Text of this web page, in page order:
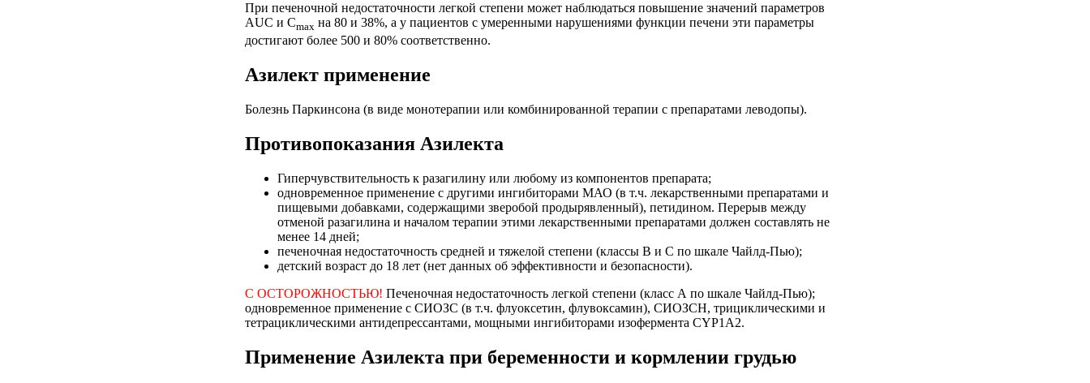
При печеночной недостаточности легкой степени может наблюдаться повышение значений параметров
AUC и Cmax на 80 и 38%, а у пациентов с умеренными нарушениями функции печени эти параметры
достигают более 500 и 80% соответственно.
Азилект применение
Болезнь Паркинсона (в виде монотерапии или комбинированной терапии с препаратами леводопы).
Противопоказания Азилекта
Гиперчувствительность к разагилину или любому из компонентов препарата;
одновременное применение с другими ингибиторами МАО (в т.ч. лекарственными препаратами и
пищевыми добавками, содержащими зверобой продырявленный), петидином. Перерыв между
отменой разагилина и началом терапии этими лекарственными препаратами должен составлять не
менее 14 дней;
печеночная недостаточность средней и тяжелой степени (классы В и С по шкале Чайлд-Пью);
детский возраст до 18 лет (нет данных об эффективности и безопасности).
С ОСТОРОЖНОСТЬЮ! Печеночная недостаточность легкой степени (класс А по шкале Чайлд-Пью);
одновременное применение с СИОЗС (в т.ч. флуоксетин, флувоксамин), СИОЗСН, трициклическими и
тетрациклическими антидепрессантами, мощными ингибиторами изофермента CYP1A2.
Применение Азилекта при беременности и кормлении грудью